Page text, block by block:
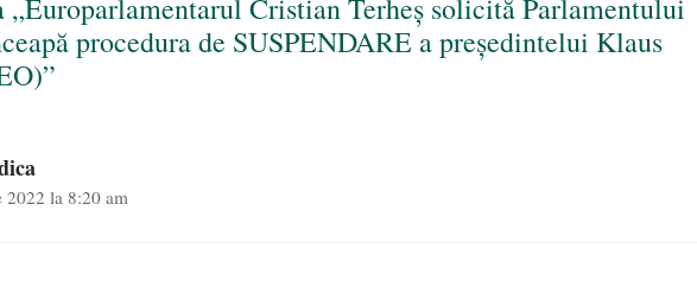
Cristian Terheș solicită Parlamentului
procedura de SUSPENDARE a președintelui Klaus
2022 la 8:20 am